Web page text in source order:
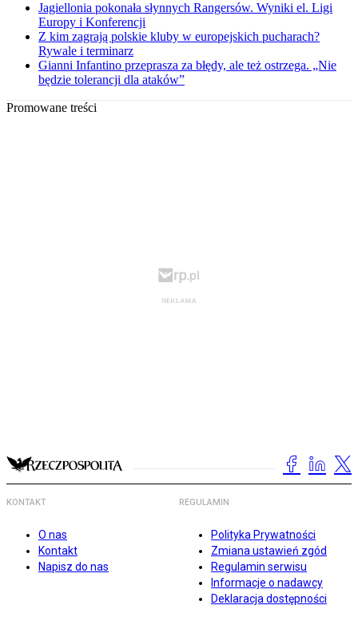
Jagiellonia pokonała słynnych Rangersów. Wyniki el. Ligi
Europy i Konferencji
Z kim zagrają polskie kluby w europejskich pucharach?
Rywale i terminarz
Gianni Infantino przeprasza za błędy, ale też ostrzega. „Nie
będzie tolerancji dla ataków”
Promowane treści
KONTAKT
O nas
Kontakt
Napisz do nas
REGULAMIN
Polityka Prywatności
Zmiana ustawień zgód
Regulamin serwisu
Informacje o nadawcy
Deklaracja dostępności